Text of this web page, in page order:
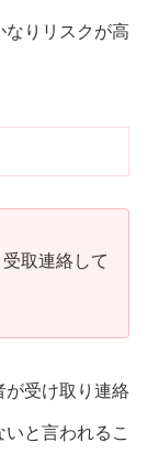
なりリスクが高
取連絡して
が受け取り連絡
と言われるこ